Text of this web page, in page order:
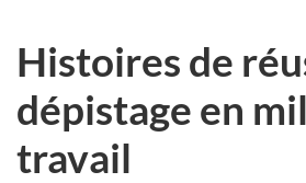
Histoires de
dépistage en
travail